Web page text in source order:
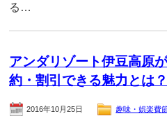
る…
アンダリゾート伊豆高原
約・割引できる魅力とは？
2016年10月25日 趣味・娯楽費